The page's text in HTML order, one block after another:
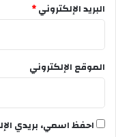
البريد الإلكتروني*
الموقع الإلكتروني
احفظ اسمي، بريدي